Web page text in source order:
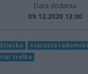
Data dodania:
09.12.2020 13:00
starosta radomski
trelka